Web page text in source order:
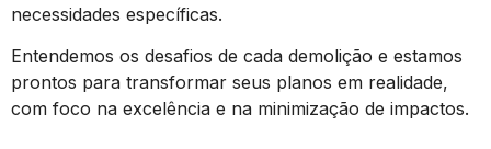
necessidades específicas.
Entendemos os desafios de cada demolição e estamos
prontos para transformar seus planos em realidade,
com foco na excelência e na minimização de impactos.